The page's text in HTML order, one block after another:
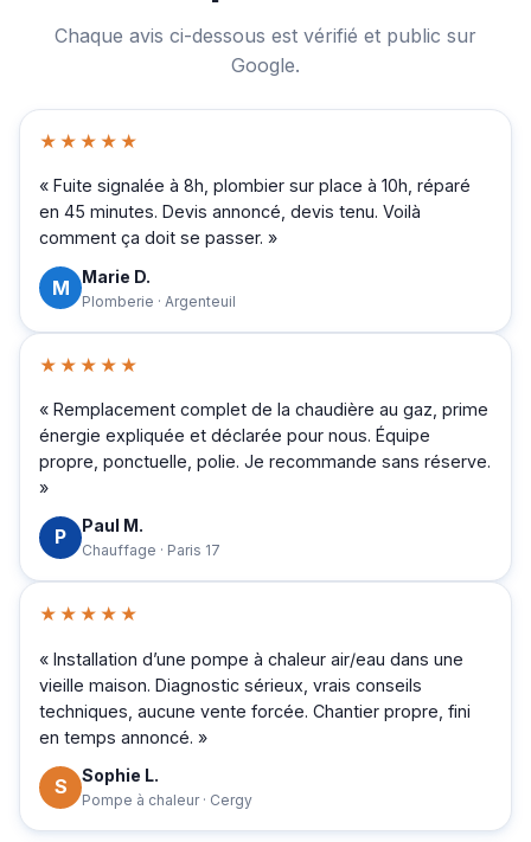
Chaque avis ci-dessous est vérifié et public sur
Google.
★★★★★
« Fuite signalée à 8h, plombier sur place à 10h, réparé
en 45 minutes. Devis annoncé, devis tenu. Voilà
comment ça doit se passer. »
M Marie D.
Plomberie · Argenteuil
★★★★★
« Remplacement complet de la chaudière au gaz, prime
énergie expliquée et déclarée pour nous. Équipe
propre, ponctuelle, polie. Je recommande sans réserve.
»
P Paul M.
Chauffage · Paris 17
★★★★★
« Installation d’une pompe à chaleur air/eau dans une
vieille maison. Diagnostic sérieux, vrais conseils
techniques, aucune vente forcée. Chantier propre, fini
en temps annoncé. »
S Sophie L.
Pompe à chaleur · Cergy